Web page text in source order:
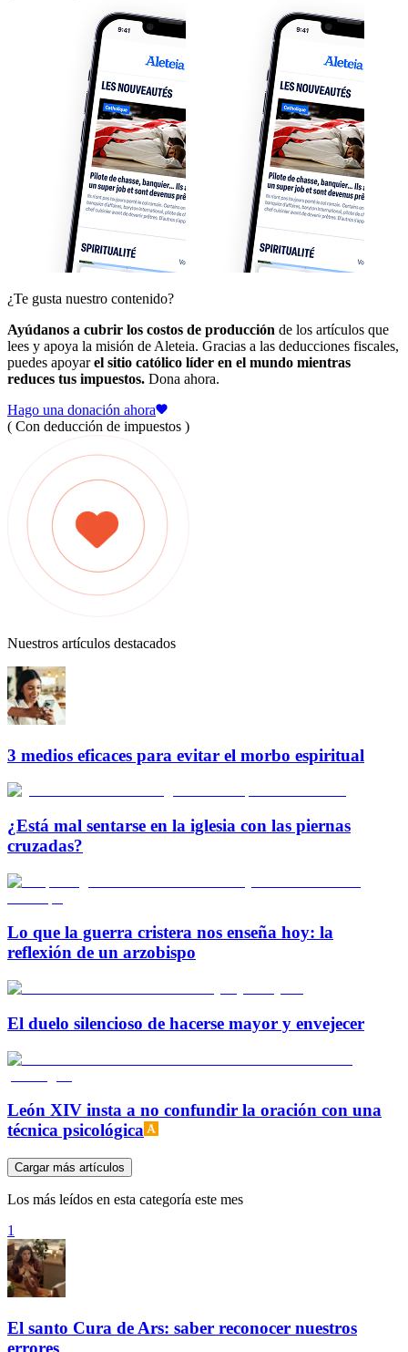
¿Te gusta nuestro contenido?
Ayúdanos a cubrir los costos de producción de los artículos que
lees y apoya la misión de Aleteia. Gracias a las deducciones fiscales,
puedes apoyarel sitio católico líder en el mundo mientras
reduces tus impuestos. Dona ahora.
Hago una donación ahora
( Con deducción de impuestos )
Nuestros artículos destacados
3 medios eficaces para evitar el morbo espiritual
¿Está mal sentarse en la iglesia con las piernas
cruzadas?
Lo que la guerra cristera nos enseña hoy: la
reflexión de un arzobispo
El duelo silencioso de hacerse mayor y envejecer
León XIV insta a no confundir la oración con una
técnica psicológica
Cargar más artículos
Los más leídos en esta categoría este mes
1
El santo Cura de Ars: saber reconocer nuestros
errores